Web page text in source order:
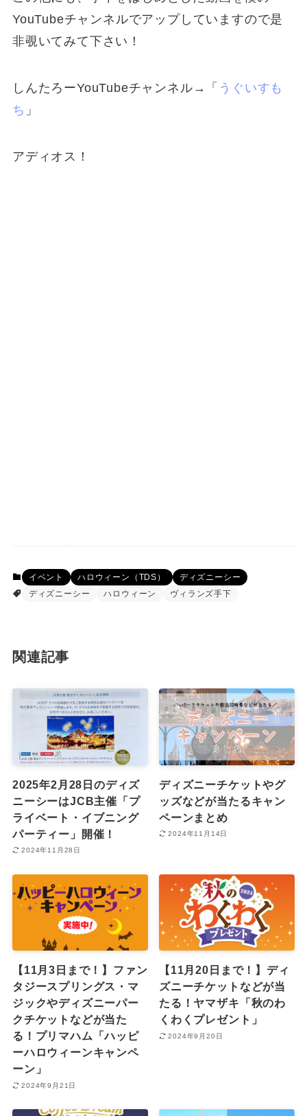
YouTubeチャンネルでアップしていますので是
非覗いてみて下さい！
しんたろーYouTubeチャンネル→「 うぐいすも
ち 」
アディオス！
イベント ハロウィーン（TDS）
ディズニーシー
ディズニーシー
ハロウィーン ヴィランズ手下
関連記事
2025年2月28日のディズ
ニーシーはJCB主催「プ
ライベート・イブニング
パーティー」開催！
2024年11月28日
ディズニーチケットやグ
ッズなどが当たるキャン
ペーンまとめ
2024年11月14日
【11月3日まで！】ファン
タジースプリングス・マ
ジックやディズニーパー
クチケットなどが当た
る！プリマハム「ハッピ
ーハロウィーンキャンペ
ーン」
2024年9月21日
【11月20日まで！】ディ
ズニーチケットなどが当
たる！ヤマザキ「秋のわ
くわくプレゼント」
2024年9月20日